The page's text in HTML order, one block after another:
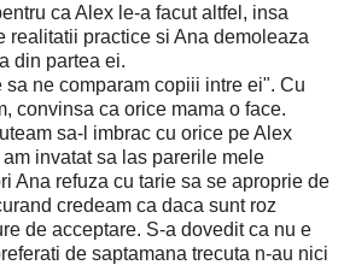
ca Alex le-a facut altfel, insa
realitatii practice si Ana demoleaza
din partea ei.
ne comparam copiii intre ei". Cu
convinsa ca orice mama o face.
sa-l imbrac cu orice pe Alex
invatat sa las parerile mele
Ana refuza cu tarie sa se aproprie de
credeam ca daca sunt roz
de acceptare. S-a dovedit ca nu e
de saptamana trecuta n-au nici